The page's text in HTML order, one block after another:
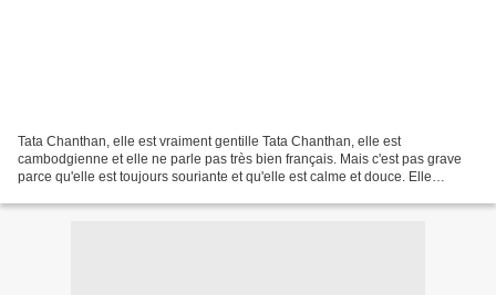
Tata Chanthan, elle est vraiment gentille Tata Chanthan, elle est
cambodgienne et elle ne parle pas très bien français. Mais c'est pas grave
parce qu'elle est toujours souriante et qu'elle est calme et douce. Elle